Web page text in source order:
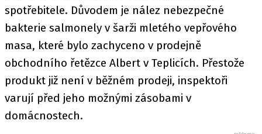
spotřebitele. Důvodem je nález nebezpečné
bakterie salmonely v šarži mletého vepřového
masa, které bylo zachyceno v prodejně
obchodního řetězce Albert v Teplicích. Přestože
produkt již není v běžném prodeji, inspektoři
varují před jeho možnými zásobami v
domácnostech.